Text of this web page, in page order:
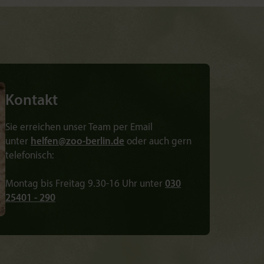
Kontakt
Sie erreichen unser Team per Email
unter helfen@zoo-berlin.de oder auch gern
telefonisch:
Montag bis Freitag 9.30-16 Uhr unter 030
25401 - 290